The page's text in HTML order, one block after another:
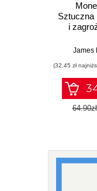
Sztuczna
i
James
(32,45 zł
64.90zł